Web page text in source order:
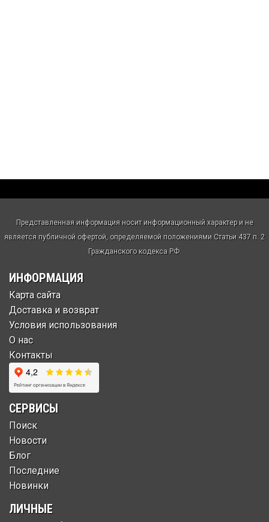
Представленная информация носит информационный характер и не
является публичной офертой, определяемой положениями Статьи 437 п. 2
Гражданского кодекса РФ.
ИНФОРМАЦИЯ
Карта сайта
Доставка и возврат
Условия использования
О нас
Контакты
СЕРВИСЫ
Поиск
Новости
Блог
Последние
Новинки
ЛИЧНЫЕ